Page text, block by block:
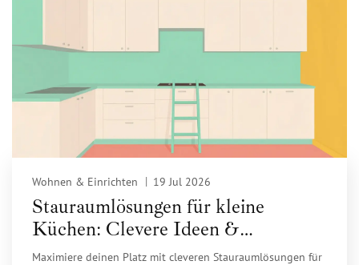
Wohnen & Einrichten 19 Jul 2026
Stauraumlösungen für kleine
Küchen: Clevere Ideen &
Platzwunder
Maximiere deinen Platz mit cleveren Stauraumlösungen für